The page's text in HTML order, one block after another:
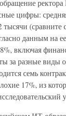
цифры:
тысячи
данным на ее
включая
за разные виды
семь
17%, из